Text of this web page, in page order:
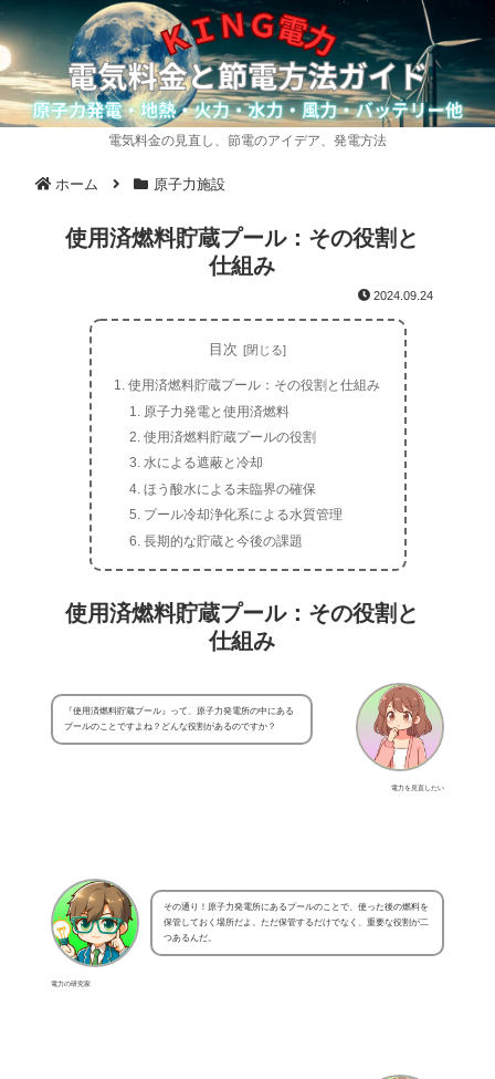
電気料金の見直し、節電のアイデア、発電方法
ホーム 原子力施設
使用済燃料貯蔵プール：その役割と
仕組み
2024.09.24
目次
使用済燃料貯蔵プール：その役割と仕組み
原子力発電と使用済燃料
使用済燃料貯蔵プールの役割
水による遮蔽と冷却
ほう酸水による未臨界の確保
プール冷却浄化系による水質管理
長期的な貯蔵と今後の課題
使用済燃料貯蔵プール：その役割と
仕組み
電力を見直したい
『使用済燃料貯蔵プール』って、原子力発電所の中にある
プールのことですよね？どんな役割があるのですか？
電力の研究家
その通り！原子力発電所にあるプールのことで、使った後の燃料を
保管しておく場所だよ。ただ保管するだけでなく、重要な役割が二
つあるんだ。